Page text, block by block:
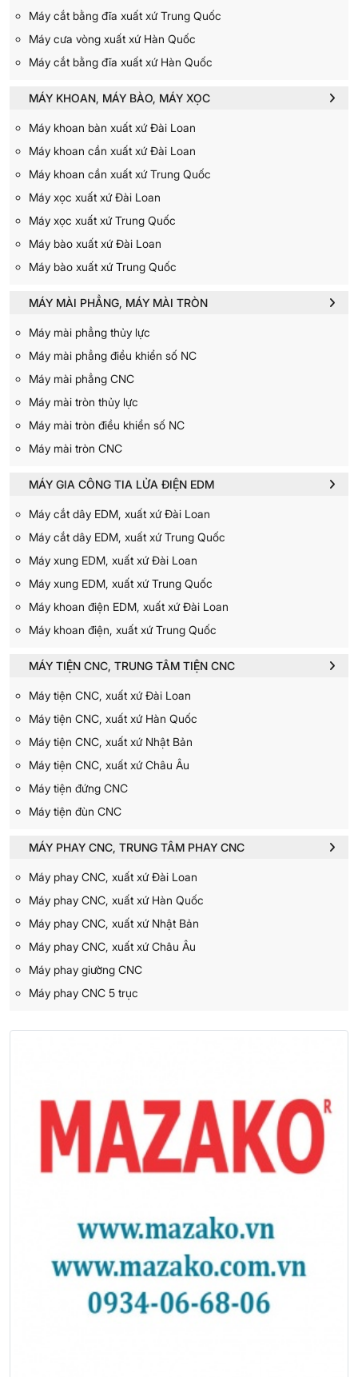
Máy cắt bằng đĩa xuất xứ Trung Quốc
Máy cưa vòng xuất xứ Hàn Quốc
Máy cắt bằng đĩa xuất xứ Hàn Quốc
MÁY KHOAN, MÁY BÀO, MÁY XỌC
Máy khoan bàn xuất xứ Đài Loan
Máy khoan cần xuất xứ Đài Loan
Máy khoan cần xuất xứ Trung Quốc
Máy xọc xuất xứ Đài Loan
Máy xọc xuất xứ Trung Quốc
Máy bào xuất xứ Đài Loan
Máy bào xuất xứ Trung Quốc
MÁY MÀI PHẲNG, MÁY MÀI TRÒN
Máy mài phẳng thủy lực
Máy mài phẳng điều khiển số NC
Máy mài phẳng CNC
Máy mài tròn thủy lực
Máy mài tròn điều khiển số NC
Máy mài tròn CNC
MÁY GIA CÔNG TIA LỬA ĐIỆN EDM
Máy cắt dây EDM, xuất xứ Đài Loan
Máy cắt dây EDM, xuất xứ Trung Quốc
Máy xung EDM, xuất xứ Đài Loan
Máy xung EDM, xuất xứ Trung Quốc
Máy khoan điện EDM, xuất xứ Đài Loan
Máy khoan điện, xuất xứ Trung Quốc
MÁY TIỆN CNC, TRUNG TÂM TIỆN CNC
Máy tiện CNC, xuất xứ Đài Loan
Máy tiện CNC, xuất xứ Hàn Quốc
Máy tiện CNC, xuất xứ Nhật Bản
Máy tiện CNC, xuất xứ Châu Âu
Máy tiện đứng CNC
Máy tiện đùn CNC
MÁY PHAY CNC, TRUNG TÂM PHAY CNC
Máy phay CNC, xuất xứ Đài Loan
Máy phay CNC, xuất xứ Hàn Quốc
Máy phay CNC, xuất xứ Nhật Bản
Máy phay CNC, xuất xứ Châu Âu
Máy phay giường CNC
Máy phay CNC 5 trục